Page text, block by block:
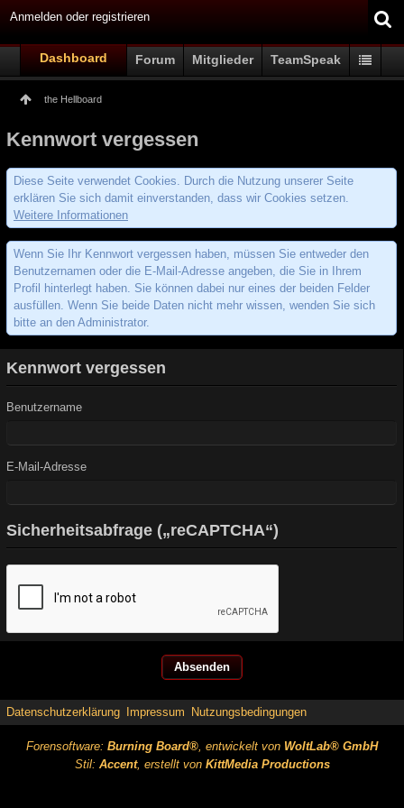
Anmelden oder registrieren
Dashboard Forum Mitglieder TeamSpeak
the Hellboard
Kennwort vergessen
Diese Seite verwendet Cookies. Durch die Nutzung unserer Seite
erklären Sie sich damit einverstanden, dass wir Cookies setzen.
Weitere Informationen
Wenn Sie Ihr Kennwort vergessen haben, müssen Sie entweder den
Benutzernamen oder die E-Mail-Adresse angeben, die Sie in Ihrem
Profil hinterlegt haben. Sie können dabei nur eines der beiden Felder
ausfüllen. Wenn Sie beide Daten nicht mehr wissen, wenden Sie sich
bitte an den Administrator.
Kennwort vergessen
Benutzername
E-Mail-Adresse
Sicherheitsabfrage („reCAPTCHA“)
Datenschutzerklärung Impressum Nutzungsbedingungen
Forensoftware: Burning Board®, entwickelt von WoltLab® GmbH
Stil: Accent, erstellt von KittMedia Productions